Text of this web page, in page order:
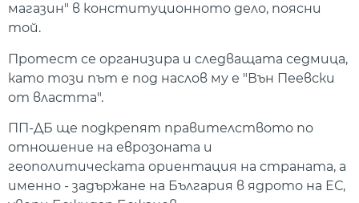
магазин" в конституционното дело, поясни
той.
Протест се организира и следващата седмица,
като този път е под наслов му е "Вън Пеевски
от властта".
ПП-ДБ ще подкрепят правителството по
отношение на еврозоната и
геополитическата ориентация на страната, а
именно - задържане на България в ядрото на ЕС,